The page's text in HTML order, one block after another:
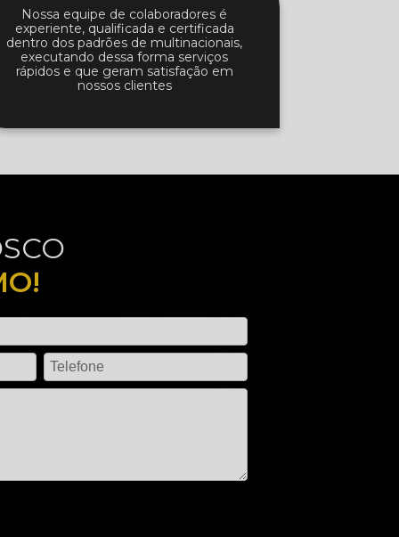
Nossa equipe de colaboradores é
experiente, qualificada e certificada
dentro dos padrões de multinacionais,
executando dessa forma serviços
rápidos e que geram satisfação em
nossos clientes